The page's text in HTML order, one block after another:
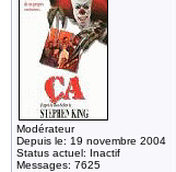
Modérateur
Depuis le: 19 novembre 2004
Status actuel: Inactif
Messages: 7625